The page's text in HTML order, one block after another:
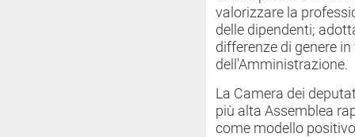
valorizzare la
delle dipendenti;
differenze di genere
dell'Amministrazione.
La Camera dei
più alta Assemblea
come modello